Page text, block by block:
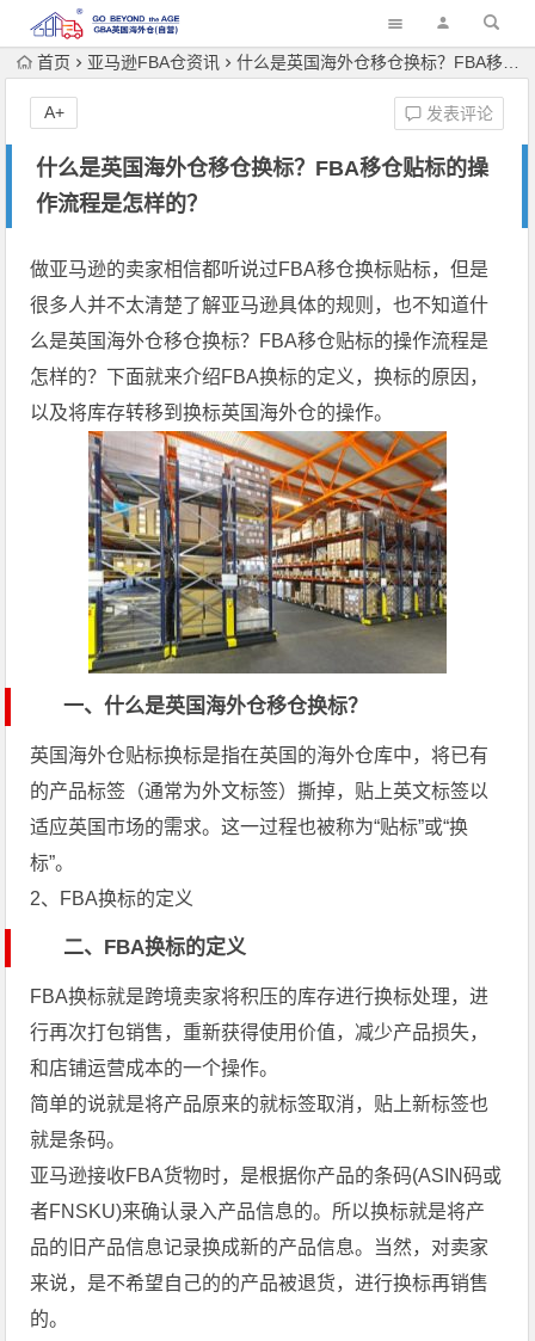
首页 亚马逊FBA仓资讯 什么是英国海外仓移仓换标？FBA移仓贴标的操作流程是怎样的？
什么是英国海外仓移仓换标？FBA移仓贴标的操
作流程是怎样的？
发表评论
A+
做亚马逊的卖家相信都听说过FBA移仓换标贴标，但是
很多人并不太清楚了解亚马逊具体的规则，也不知道什
么是英国海外仓移仓换标？FBA移仓贴标的操作流程是
怎样的？下面就来介绍FBA换标的定义，换标的原因，
以及将库存转移到换标英国海外仓的操作。
一、什么是英国海外仓移仓换标？
英国海外仓贴标换标是指在英国的海外仓库中，将已有
的产品标签（通常为外文标签）撕掉，贴上英文标签以
适应英国市场的需求。这一过程也被称为“贴标”或“换
标”。
2、FBA换标的定义
二、FBA换标的定义
FBA换标就是跨境卖家将积压的库存进行换标处理，进
行再次打包销售，重新获得使用价值，减少产品损失，
和店铺运营成本的一个操作。
简单的说就是将产品原来的就标签取消，贴上新标签也
就是条码。
亚马逊接收FBA货物时，是根据你产品的条码(ASIN码或
者FNSKU)来确认录入产品信息的。所以换标就是将产
品的旧产品信息记录换成新的产品信息。当然，对卖家
来说，是不希望自己的的产品被退货，进行换标再销售
的。